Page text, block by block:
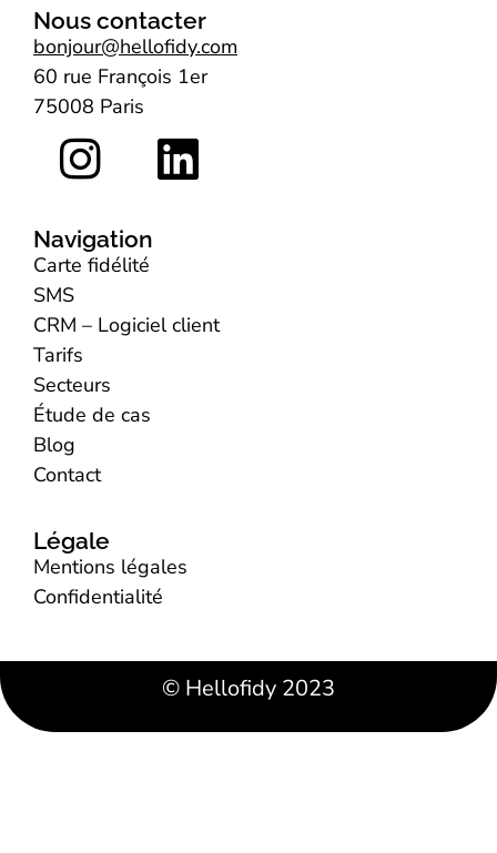
Nous contacter
bonjour@hellofidy.com
60 rue François 1er
75008 Paris
Navigation
Carte fidélité
SMS
CRM – Logiciel client
Tarifs
Secteurs
Étude de cas
Blog
Contact
Légale
Mentions légales
Confidentialité
© Hellofidy 2023